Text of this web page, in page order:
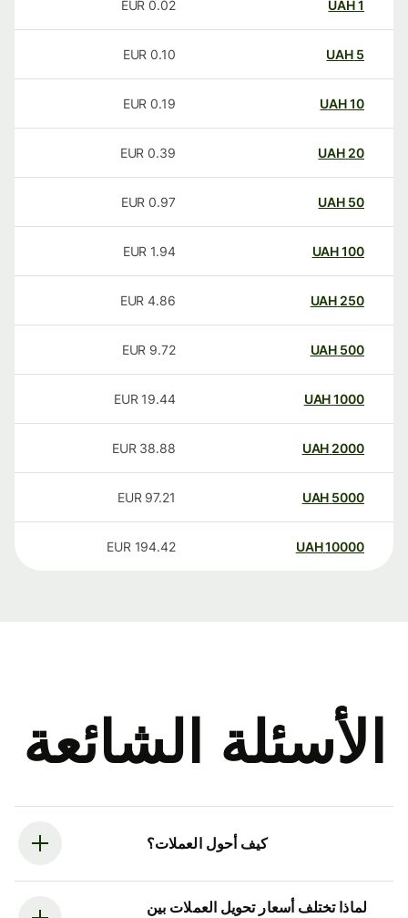
UAH
0.02
EUR
UAH
0.10
EUR
UAH
0.19
EUR
20
UAH
0.39
EUR
50
UAH
0.97
EUR
100
UAH
1.94
EUR
250
UAH
4.86
EUR
500
UAH
9.72
EUR
1000
UAH
19.44
EUR
2000
UAH
38.88
EUR
5000
UAH
97.21
EUR
10000
UAH
194.42
EUR
الأسئلة الشائعة
كيف أحول العملات؟
لماذا تختلف أسعار تحويل العملات بين